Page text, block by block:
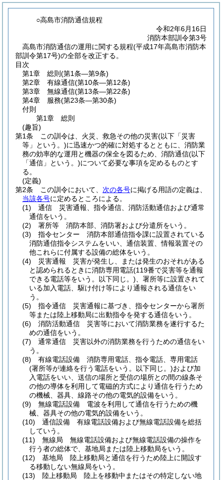
○高島市消防通信規程
令和2年6月16日
消防本部訓令第3号
高島市消防通信の運用に関する規程(平成17年高島市消防本
部訓令第17号)の全部を改正する。
目次
第1章
総則 (第1条―第9条)
第2章
有線通信(第10条―第12条)
第3章
無線通信(第13条―第22条)
第4章
服務(第23条―第30条)
付則
第1章
総則
(趣旨)
第1条
この訓令は、火災、救急その他の災害(以下「災害
等」という。)に迅速かつ的確に対処するとともに、消防業
務の効率的な運用と機器の保全を図るため、消防通信(以下
「通信」という。)について必要な事項を定めるものとす
る。
(定義)
第2条
この訓令において、 次の各号に掲げる用語の定義は、
当該各号に定めるところによる。
(1)
通信 災害通報、指令通信、消防活動通信および通常
通信をいう。
(2)
署所等 消防本部、消防署および分遣所をいう。
(3)
指令センター 消防本部通信指令課に設置されている
消防通信指令システムをいい、通信装置、情報装置その
他これらに付属する設備の総体をいう。
(4)
災害通報 災害が発生し、または発生のおそれがある
と認められるときに消防専用電話(119番で災害等を通報
できる電話等をいう。以下同じ。) 、署所等に設置されて
いる加入電話、駆け付け等により通報される通信をい
う。
(5)
指令通信 災害通報に基づき、指令センターから署所
等または陸上移動局に出動指令を発する通信をいう。
(6)
消防活動通信 災害等において消防業務を遂行するた
めの通信をいう。
(7)
通常通信 災害以外の消防業務を行うための通信をい
う。
(8)
有線電話設備 消防専用電話、指令電話、専用電話
(署所等が連絡を行う電話をいう。以下同じ。)および加
入電話をいい、送信の場所と受信の場所との間の線条そ
の他の導体を利用して電磁的方式により通信を行うため
の機械、器具、線路その他の電気的設備をいう。
(9)
無線電話設備 電波を利用して通信を行うための機
械、器具その他の電気的設備をいう。
(10)
通信設備 有線電話設備および無線電話設備を総括
していう。
(11)
無線局 無線電話設備および無線電話設備の操作を
行う者の総体で、基地局または陸上移動局をいう。
(12)
基地局 陸上移動局と通信を行うため陸上に開設す
る移動しない無線局をいう。
(13)
陸上移動局 陸上を移動中またはその特定しない地